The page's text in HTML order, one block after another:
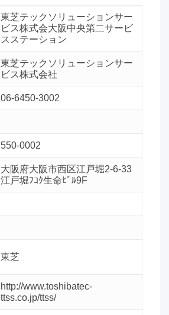
東芝テックソリューションサー
ビス株式会大阪中央第二サービ
スステーション
東芝テックソリューションサー
ビス株式会社
06-6450-3002
550-0002
大阪府大阪市西区江戸堀2-6-33
江戸堀ﾌｺｸ生命ﾋﾞﾙ9F
東芝
http://www.toshibatec-
ttss.co.jp/ttss/